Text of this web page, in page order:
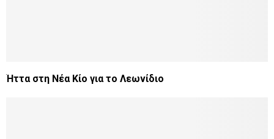
Ήττα στη Νέα Κίο για το Λεωνίδιο